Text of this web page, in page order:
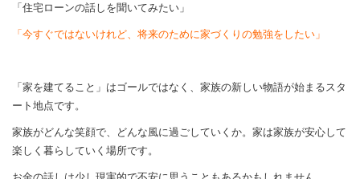
「住宅ローンの話しを聞いてみたい」
「今すぐではないけれど、将来のために家づくりの勉強をしたい」
「家を建てること」はゴールではなく、家族の新しい物語が始まるスタ
ート地点です。
家族がどんな笑顔で、どんな風に過ごしていくか。家は家族が安心して
楽しく暮らしていく場所です。